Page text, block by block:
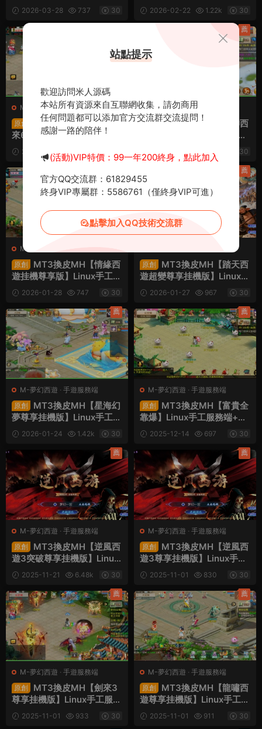
務端+安卓蘋果雙端+GM後
台+全套源碼+視頻架設教程
2026-03-28 737 30
+安卓蘋果雙端+GM後台
+全套源碼+視頻架設教程
2026-02-22 1.22k 30
M-夢幻西遊·手遊服務端
原創
MT3換皮MH【斬神劍
來6突破尊享挂機版】Linux
手工服務端+安卓蘋果雙端+
GM後台+全套源碼+視頻架
設教程
2026-01-28
M-夢幻西遊·手遊服務端
原創 MT3換皮MH【斬神西
遊3尊享挂機版】Linux手工
服務端+安卓蘋果雙端+GM
後台+全套源碼+視頻架設教
2026-01-28 621 30
薦
M-夢幻西遊
原創
MT3換皮MH【情緣西
遊挂機尊享版】Linux手工服
務端+安卓蘋果雙端+GM後
台+全套源碼+視頻架設教程
2026-01-28 747 30
原創
MT3換皮MH【踏天西
遊超變尊享挂機版】Linux手
工服務端+安卓蘋果雙端+G
M後台+全套源碼+視頻架設
教程
2026-01-27 967 30
薦
M-夢幻西遊 · 手遊服務端
原創
MT3換皮MH【星海幻
夢尊享挂機版】Linux手工服
務端+安卓蘋果雙端+GM後
台+全套源碼+視頻架設教程
2026-01-24 1.42k 30
薦
M-夢幻西遊 · 手遊服務端
原創
MT3換皮MH【富貴全
靠爆】Linux手工服務端+安
卓蘋果雙端+GM後台+全套
源碼+視頻架設教程
2025-12-14 697 30
薦
M-夢幻西遊 · 手遊服務端
原創
MT3換皮MH【逆風西
遊3突破尊享挂機版】Linux
手工服務端+安卓蘋果雙端+
GM後台+全套源碼+視頻架
設教程
2025-11-21 6.48k 30
薦
M-夢幻西遊 · 手遊服務端
原創
MT3換皮MH【逆風西
遊3尊享挂機版】Linux手工
服務端+安卓+GM後台+視
頻架設教程
2025-11-01 830 30
薦
M-夢幻西遊 · 手遊服務端
原創
MT3換皮MH【劍來3
尊享挂機版】Linux手工服務
端+安卓蘋果雙端+GM後台
+全套源碼+視頻架設教程
2025-11-01 933 30
薦
M-夢幻西遊 · 手遊服務端
原創
MT3換皮MH【龍嘯西
遊尊享挂機版】Linux手工服
務端+安卓蘋果雙端+GM後
台+全套源碼+視頻架設教程
2025-11-01 911 30
薦
站點提示
歡迎訪問米人源碼
本站所有資源來自互聯網收集，請勿商用
任何問題都可以添加官方交流群交流提問！
感謝一路的陪伴！
(活動)VIP特價：99一年200終身，點此加入
官方QQ交流群：61829455
終身VIP專屬群：5586761（僅終身VIP可進）
點擊加入QQ技術交流群